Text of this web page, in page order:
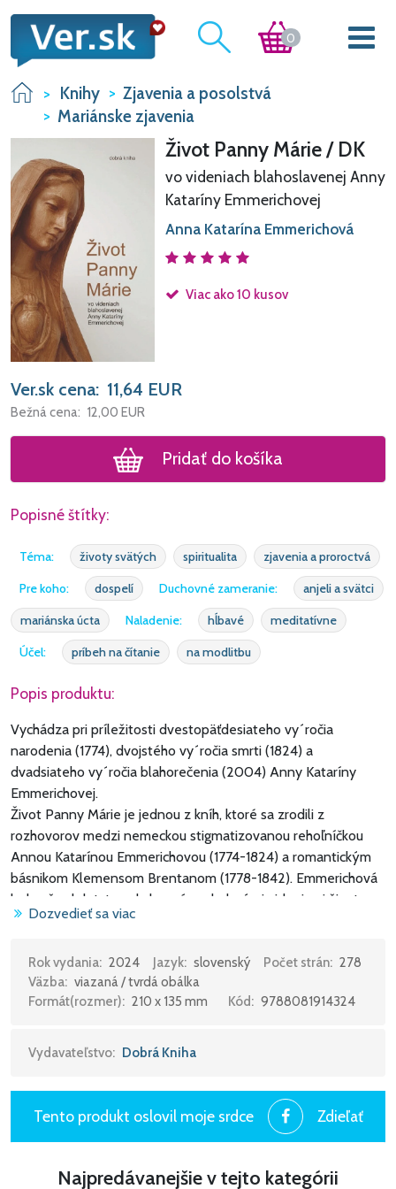
0
Knihy
Zjavenia a posolstvá
Mariánske zjavenia
Život Panny Márie / DK
vo videniach blahoslavenej Anny
Kataríny Emmerichovej
Anna Katarína Emmerichová
Viac ako 10 kusov
Ver.sk cena: 11,64 EUR
Bežná cena: 12,00 EUR
Pridať do košíka
Popisné štítky:
Téma: životy svätých spiritualita
zjavenia a proroctvá
Pre koho:
dospelí Duchovné zameranie:
anjeli a svätci
mariánska úcta
Naladenie: hĺbavé
meditatívne
Účel:
príbeh na čítanie na modlitbu
Popis produktu:
Vychádza pri príležitosti dvestopäťdesiateho vy´ročia
narodenia (1774), dvojstého vy´ročia smrti (1824) a
dvadsiateho vy´ročia blahorečenia (2004) Anny Kataríny
Emmerichovej.
Život Panny Márie je jednou z kníh, ktoré sa zrodili z
rozhovorov medzi nemeckou stigmatizovanou rehoľníčkou
Annou Katarínou Emmerichovou (1774-1824) a romantickým
básnikom Klemensom Brentanom (1778-1842). Emmerichová
bola už od detstva obdarená podrobnými videniami života
Pána Ježiša, Panny Márie a svätých. V posledných rokoch
presne zapísal a po jej smrti vydal.
V Živote Panny Márie je najprv opísaný príbeh predkov
Panny Márie. Mnohí z nich patrili k esénom, k náboženskej
Potom opisuje zázračné narodenie Panny Márie a jej výchovu
sobáš s Máriou, narodenie Ježiša a prvé roky jeho života, útek
do Egypta a návrat do Nazareta. Záverečná časť knihy je
venovaná posledným rokom Máriinho života v Efeze, kam ju
začiatkom pôsobenia apoštolov.
Dozvedieť sa viac
Rok vydania: 2024 Jazyk: slovenský Počet strán: 278
Väzba: viazaná / tvrdá obálka
Formát(rozmer): 210 x 135 mm Kód: 9788081914324
Vydavateľstvo: Dobrá Kniha
Tento produkt oslovil moje srdce Zdieľať
Najpredávanejšie v tejto kategórii